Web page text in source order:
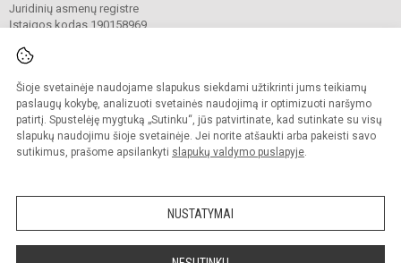
Šioje svetainėje naudojame slapukus siekdami užtikrinti jums teikiamų
paslaugų kokybę, analizuoti svetainės naudojimą ir optimizuoti naršymo
patirtį. Spustelėję mygtuką „Sutinku“, jūs patvirtinate, kad sutinkate su visų
slapukų naudojimu šioje svetainėje. Jei norite atšaukti arba pakeisti savo
sutikimus, prašome apsilankyti slapukų valdymo puslapyje.
NUSTATYMAI
Juridinių asmenų registre
Įstaigos kodas 190158969
© 2024. Mažeikių lopšelis-darželis „Žilvitis“. Visos teisės saugomos.
Kopijuoti turinį be raštiško įstaigos administracijos sutikimo griežtai draudžiama.
Prieinamumo paraiška Slapukų valdymas
Sumanus būdas atnaujinti